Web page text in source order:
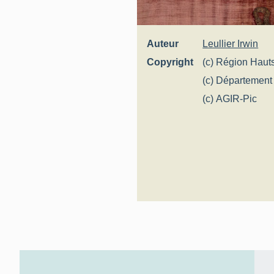
Auteur
Leullier Irwin
Copyright
(c) Région
Inventaire
(c)
(c) AGIR-Pic